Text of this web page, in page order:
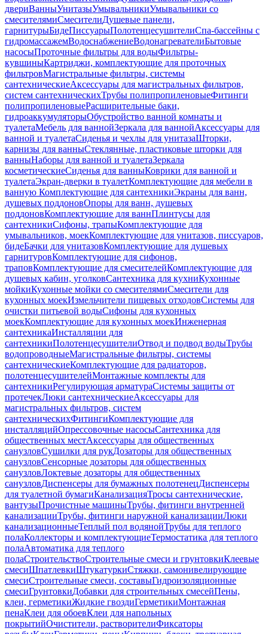
двериВанныУнитазыУмывальникиУмывальники со
смесителямиСмесителиДушевые панели,
гарнитурыБидеПиссуарыПолотенцесушителиСпа-бассейны с
гидромассажемВодоснабжениеВодонагревателиБытовые
насосыПроточные фильтры для водыФильтры-
кувшиныКартриджи, комплектующие для проточных
фильтровМагистральные фильтры, системы
сантехническиеАксессуары для магистральных фильтров,
систем сантехническихТрубы полипропиленовыеФитинги
полипропиленовыеРасширительные баки,
гидроаккумуляторыОбустройство ванной комнаты и
туалетаМебель для ваннойЗеркала для ваннойАксессуары для
ванной и туалетаСиденья и чехлы для унитазаШторки,
карнизы для ванныСтеклянные, пластиковые шторки для
ванныНаборы для ванной и туалетаЗеркала
косметическиеСиденья для ванныКоврики для ванной и
туалетаЭкран-дверки в туалетКомплектующие для мебели в
ванную Комплектующие для сантехникиЭкраны для ванн,
душевых поддоновОпоры для ванн, душевых
поддоновКомплектующие для ваннПлинтусы для
сантехникиСифоны, трапыКомплектующие для
умывальников, моекКомплектующие для унитазов, писсуаров,
бидеБачки для унитазовКомплектующие для душевых
гарнитуровКомплектующие для сифонов,
траповКомплектующие для смесителейКомплектующие для
душевых кабин, уголковСантехника для кухниКухонные
мойкиКухонные мойки со смесителямиСмесители для
кухонных моекИзмельчители пищевых отходовСистемы для
очистки питьевой водыСифоны для кухонных
моекКомплектующие для кухонных моекИнженерная
сантехникаИнсталляции для
сантехникиПолотенцесушителиОтвод и подвод водыТрубы
водопроводныеМагистральные фильтры, системы
сантехническиеКомплектующие для радиаторов,
полотенцесушителейМонтажные комплекты для
сантехникиРегулирующая арматураСистемы защиты от
протечекЛюки сантехническиеАксессуары для
магистральных фильтров, систем
сантехническихФитингиКомплектующие для
инсталляцийОпрессовочные насосыСантехника для
общественных местАксессуары для общественных
санузловСушилки для рукДозаторы для общественных
санузловСенсорные дозаторы для общественных
санузловЛоктевые дозаторы для общественных
санузловДиспенсеры для бумажных полотенецДиспенсеры
для туалетной бумагиКанализацияТросы сантехнические,
вантузыПрочистные машиныТрубы, фитинги внутренней
канализацииТрубы, фитинги наружной канализацииЛюки
канализационныеТеплый пол водянойТрубы для теплого
полаКоллекторы и комплектующиеТермостатика для теплого
полаАвтоматика для теплого
полаСтроительствоСтроительные смеси и грунтовкиКлеевые
смесиШпатлевкиШтукатуркиСтяжки, самонивелирующие
смесиСтроительные смеси, составыГидроизоляционные
смесиГрунтовкиДобавки для строительных смесейПены,
клеи, герметикиЖидкие гвоздиГерметикиМонтажная
пенаКлеи для обоевКлеи для напольных
покрытийОчистители, растворителиФиксаторы